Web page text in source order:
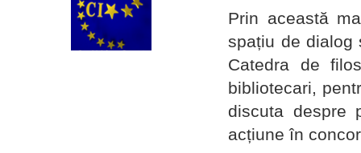
Prin această
spațiu de dialog
Catedra de
bibliotecari,
discuta despre
acțiune în